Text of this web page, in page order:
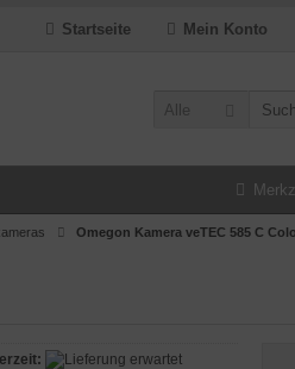
Mein Konto
Startseite
Alle
Omegon Kamera veTEC 585 C